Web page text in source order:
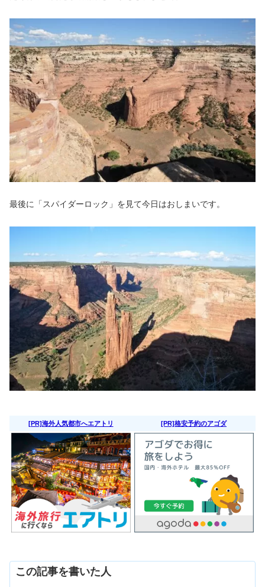
最後に「スパイダーロック」を見て今日はおしまいです。
[PR]海外人気都市へエアトリ [PR]格安予約のアゴダ
この記事を書いた人